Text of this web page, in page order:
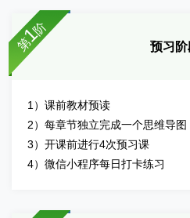
预习阶
1）课前教材预读
2）每章节独立完成一个思维导图
3）开课前进行4次预习课
4）微信小程序每日打卡练习
第
1阶